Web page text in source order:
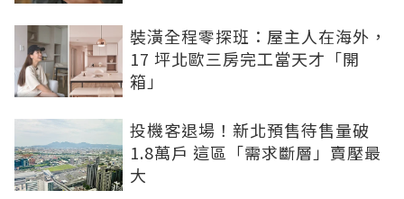
裝潢全程零探班：屋主人在海外，
17 坪北歐三房完工當天才「開
箱」
投機客退場！新北預售待售量破
1.8萬戶 這區「需求斷層」賣壓最
大